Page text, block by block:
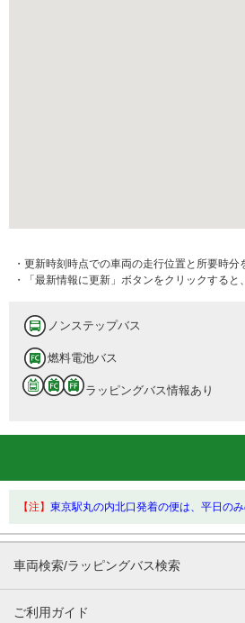
・更新時刻時点での車両の走行位置と所要時分
・「最新情報に更新」ボタンをクリックする
ノンステップバス
燃料電池バス
ラッピングバス情報あり
【注】 東京駅丸の内北口発着の便は、平日のみ
車両検索/ラッピングバス検索
ご利用ガイド